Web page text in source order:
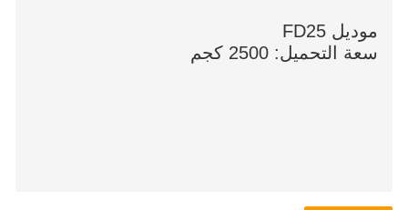
موديل FD25
سعة التحميل: 2500 كجم